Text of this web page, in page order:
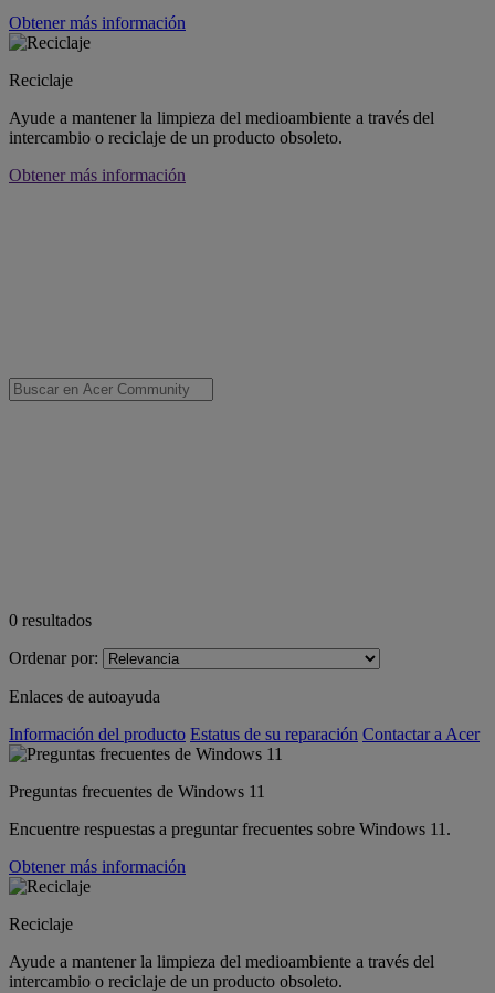
Obtener más información
Reciclaje
Ayude a mantener la limpieza del medioambiente a través del
intercambio o reciclaje de un producto obsoleto.
Obtener más información
0 resultados
Ordenar por:
Enlaces de autoayuda
Información del producto Estatus de su reparación Contactar a Acer
Preguntas frecuentes de Windows 11
Encuentre respuestas a preguntar frecuentes sobre Windows 11.
Obtener más información
Reciclaje
Ayude a mantener la limpieza del medioambiente a través del
intercambio o reciclaje de un producto obsoleto.